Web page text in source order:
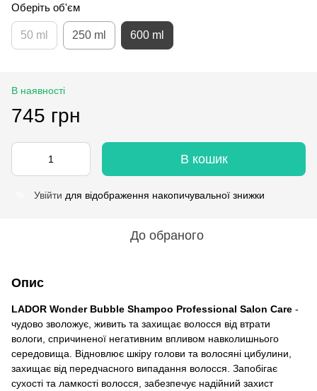
Оберіть об'єм
50 ml 250 ml 600 ml
В наявності
745 грн
В кошик
Увійти для відображення накопичувальної знижки
До обраного
Опис
LADOR Wonder Bubble Shampoo Professional Salon Care -
чудово зволожує, живить та захищає волосся від втрати
вологи, спричиненої негативним впливом навколишнього
середовища. Відновлює шкіру голови та волосяні цибулини,
захищає від передчасного випадання волосся. Запобігає
сухості та ламкості волосся, забезпечує надійний захист